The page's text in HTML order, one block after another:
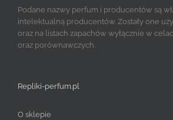
Podane nazwy perfum i producentów są
intelektualną producentów. Zostały one
oraz na listach zapachów wyłącznie w
oraz porównawczych.
Repliki-perfum.pl
O sklepie